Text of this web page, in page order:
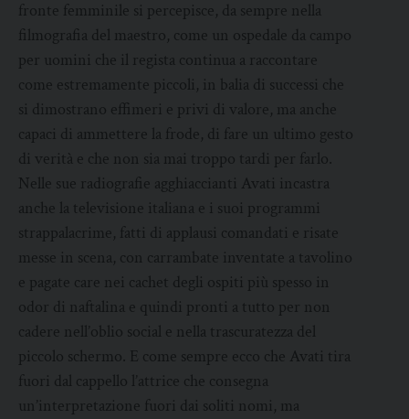
fronte femminile si percepisce, da sempre nella
filmografia del maestro, come un ospedale da campo
per uomini che il regista continua a raccontare
come estremamente piccoli, in balia di successi che
si dimostrano effimeri e privi di valore, ma anche
capaci di ammettere la frode, di fare un ultimo gesto
di verità e che non sia mai troppo tardi per farlo.
Nelle sue radiografie agghiaccianti Avati incastra
anche la televisione italiana e i suoi programmi
strappalacrime, fatti di applausi comandati e risate
messe in scena, con carrambate inventate a tavolino
e pagate care nei cachet degli ospiti più spesso in
odor di naftalina e quindi pronti a tutto per non
cadere nell’oblio social e nella trascuratezza del
piccolo schermo. E come sempre ecco che Avati tira
fuori dal cappello l’attrice che consegna
un’interpretazione fuori dai soliti nomi, ma